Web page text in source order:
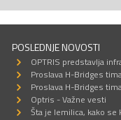
POSLEDNJE NOVOSTI
OPTRIS predstavlja
Proslava H-Bridges
Proslava H-Bridges
Optris - Važne vesti
Šta je lemilica, kako